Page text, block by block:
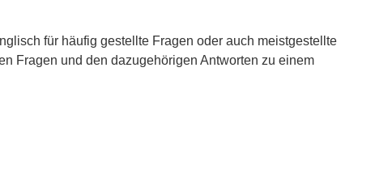
für häufig gestellte Fragen oder auch meistgestellte
Fragen und den dazugehörigen Antworten zu einem